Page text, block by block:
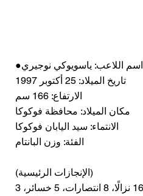
●اسم اللاعب: ياسويوكي نوجيري
تاريخ الميلاد: 25 أكتوبر 1997
الارتفاع: 166 سم
مكان الميلاد: محافظة فوكوكا
الانتماء: سيد اليابان فوكوكا
الفئة: وزن البانتام
(الإنجازات الرئيسية)
الفنون القتالية المختلطة: 16 نزالًا، 8 انتصارات، 5 خسائر، 3